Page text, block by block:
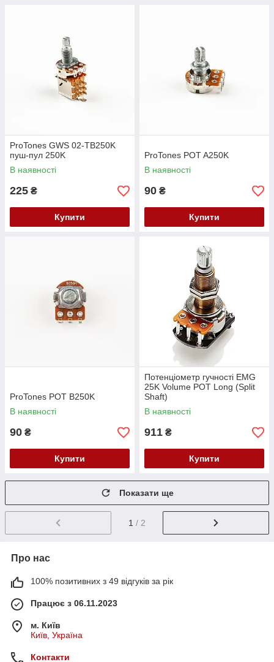
ProTones GWS 02-TB250K
пуш-пул 250K
В наявності
225 ₴
Купити
ProTones POT A250K
В наявності
90 ₴
Купити
ProTones POT B250K
В наявності
90 ₴
Купити
Потенціометр гучності EMG
25K Volume POT Long (Split
Shaft)
В наявності
911 ₴
Купити
Показати ще
1 / 2
Про нас
100% позитивних з 49 відгуків за рік
Працює з 06.11.2023
м. Київ
Київ, Україна
Контакти